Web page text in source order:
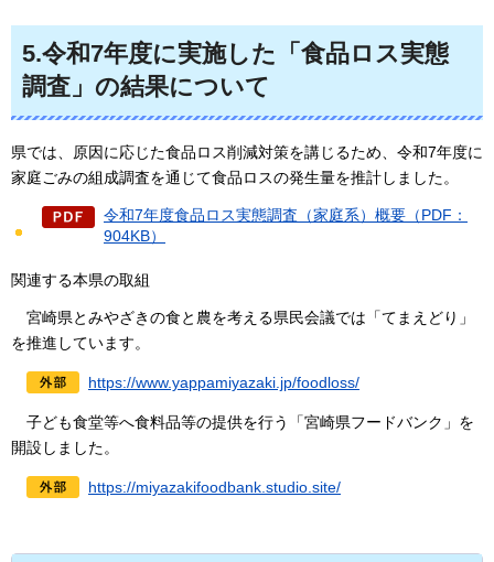
5.令和7年度に実施した「食品ロス実態
調査」の結果について
県では、原因に応じた食品ロス削減対策を講じるため、令和7年度に
家庭ごみの組成調査を通じて食品ロスの発生量を推計しました。
令和7年度食品ロス実態調査（家庭系）概要（PDF：
904KB）
関連する本県の取組
宮崎県とみやざきの食と農を考える県民会議では「てまえどり」
を推進しています。
https://www.yappamiyazaki.jp/foodloss/
子ども食堂等へ食料品等の提供を行う「宮崎県フードバンク」を
開設しました。
https://miyazakifoodbank.studio.site/